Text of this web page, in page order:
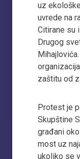
uz
uvrede na
Citirane su
Drugog
zaštitu od
Protest je
Skupštine
građani
most uz
ukoliko se